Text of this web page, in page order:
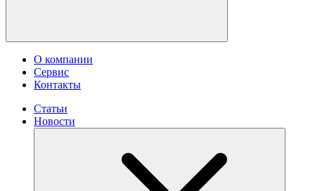
О компании
Сервис
Контакты
Статьи
Новости